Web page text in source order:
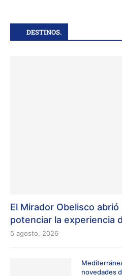
DESTINOS.
El Mirador Obelisco
potenciar la experiencia
5 agosto, 2026
novedades